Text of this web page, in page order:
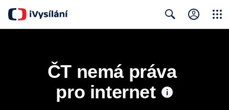
ČT nemá práva
pro internet